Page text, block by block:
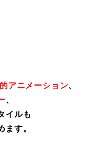
アニメーション、
、
イルも
ます。